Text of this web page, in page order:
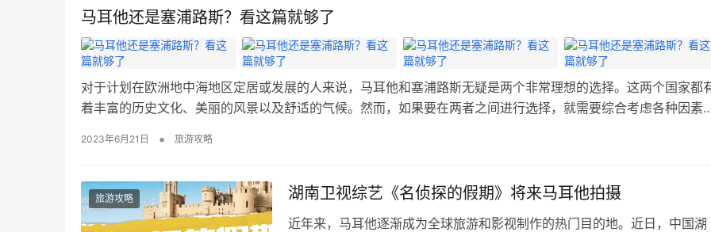
马耳他还是塞浦路斯？看这篇就够了
对于计划在欧洲地中海地区定居或发展的人来说，马耳他和塞浦路斯无疑是两个非常理想的选择。这两个国家都
着丰富的历史文化、美丽的风景以及舒适的气候。然而，如果要在两者之间进行选择，就需要综合考虑各种因素
策。 生活质量 从生活成本上来看，马耳他的生活成本相对较低，尤…
2023年6月21日 • 旅游攻略
旅游攻略 湖南卫视综艺《名侦探的假期》将来马耳他拍摄
近年来，马耳他逐渐成为全球旅游和影视制作的热门目的地。近日，中国湖